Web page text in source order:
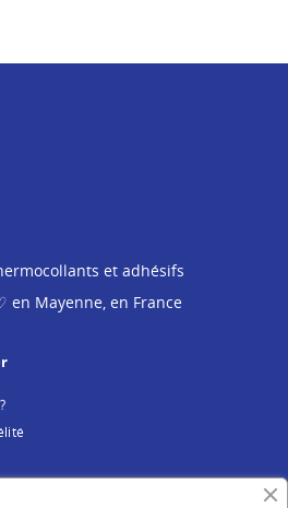
et adhésifs
en Mayenne, en France